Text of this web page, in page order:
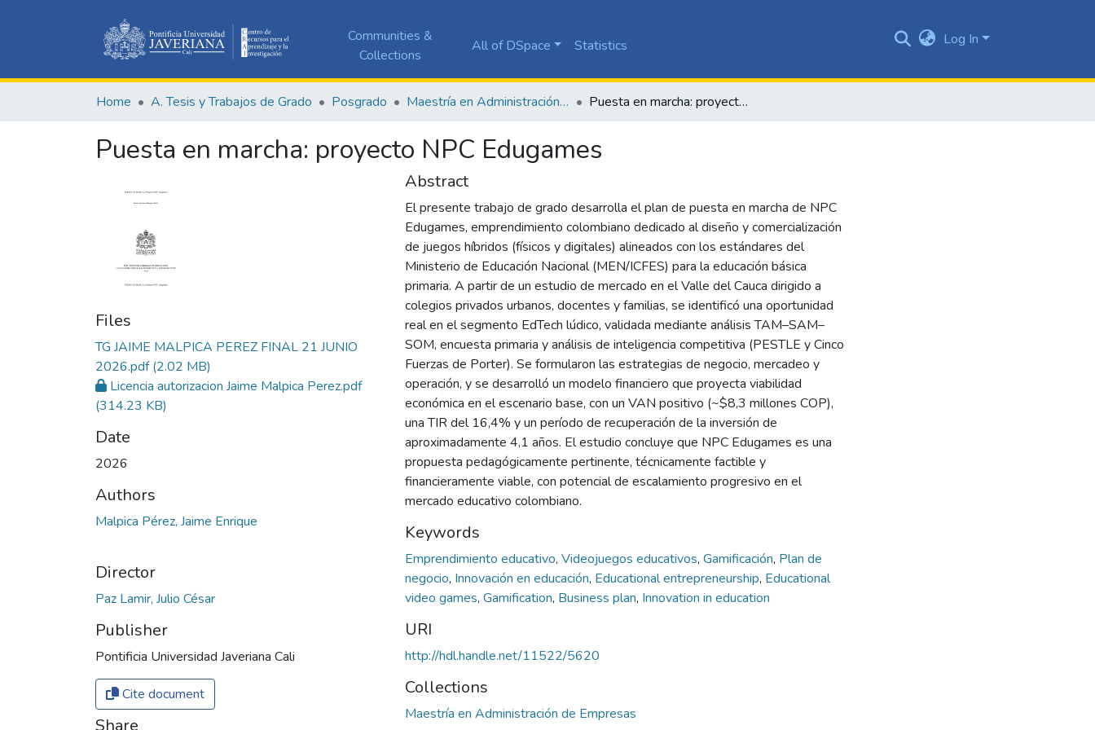
Communities &
Collections
All of DSpace Statistics Log In
Home A. Tesis y Trabajos de Grado Posgrado Maestría en Administración de Empresas Puesta en marcha: proyecto NPC Edugames
Puesta en marcha: proyecto NPC Edugames
Files
TG JAIME MALPICA PEREZ FINAL 21 JUNIO
2026.pdf(2.02 MB)
Licencia autorizacion Jaime Malpica Perez.pdf
(314.23 KB)
Date
2026
Authors
Malpica Pérez, Jaime Enrique
Director
Paz Lamir, Julio César
Publisher
Pontificia Universidad Javeriana Cali
Cite document
Share
Abstract
El presente trabajo de grado desarrolla el plan de puesta en marcha de NPC
Edugames, emprendimiento colombiano dedicado al diseño y comercialización
de juegos híbridos (físicos y digitales) alineados con los estándares del
Ministerio de Educación Nacional (MEN/ICFES) para la educación básica
primaria. A partir de un estudio de mercado en el Valle del Cauca dirigido a
colegios privados urbanos, docentes y familias, se identificó una oportunidad
real en el segmento EdTech lúdico, validada mediante análisis TAM–SAM–
SOM, encuesta primaria y análisis de inteligencia competitiva (PESTLE y Cinco
Fuerzas de Porter). Se formularon las estrategias de negocio, mercadeo y
operación, y se desarrolló un modelo financiero que proyecta viabilidad
económica en el escenario base, con un VAN positivo (~$8,3 millones COP),
una TIR del 16,4% y un período de recuperación de la inversión de
aproximadamente 4,1 años. El estudio concluye que NPC Edugames es una
propuesta pedagógicamente pertinente, técnicamente factible y
financieramente viable, con potencial de escalamiento progresivo en el
mercado educativo colombiano.
Keywords
Emprendimiento educativo, Videojuegos educativos, Gamificación, Plan de
negocio, Innovación en educación, Educational entrepreneurship, Educational
video games, Gamification, Business plan, Innovation in education
URI
http://hdl.handle.net/11522/5620
Collections
Maestría en Administración de Empresas